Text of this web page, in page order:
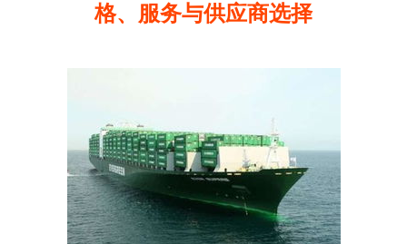
格、服务与供应商选择